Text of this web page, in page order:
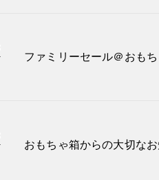
ファミリーセール＠おも
おもちゃ箱からの大切な